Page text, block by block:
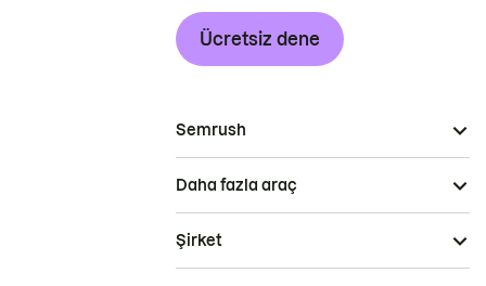
Ücretsiz dene
Semrush
Daha fazla araç
Şirket